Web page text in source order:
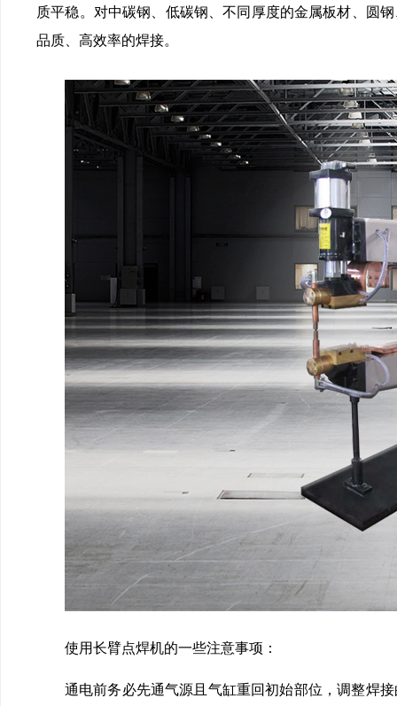
质平稳。对中碳钢、低碳钢、不同厚度的金属板材、
品质、高效率的焊接。
使用长臂点焊机的一些注意事项：
通电前务必先通气源且气缸重回初始部位，调整焊接